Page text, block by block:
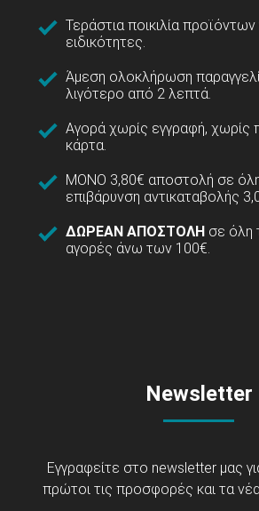
Τεράστια ποικιλία προϊόντων
ειδικότητες.
Άμεση ολοκλήρωση
λιγότερο από 2 λεπτά.
Αγορά χωρίς εγγραφή, χωρίς
κάρτα.
ΜΟΝΟ 3,80€ αποστολή σε
επιβάρυνση αντικαταβολής
ΔΩΡΕΑΝ ΑΠΟΣΤΟΛΗ σε όλη
αγορές άνω των 100€.
Newsletter
Εγγραφείτε στο newsletter μας
πρώτοι τις προσφορές και τα